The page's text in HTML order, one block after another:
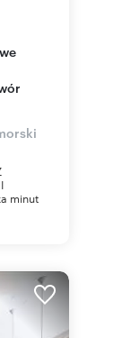
minut